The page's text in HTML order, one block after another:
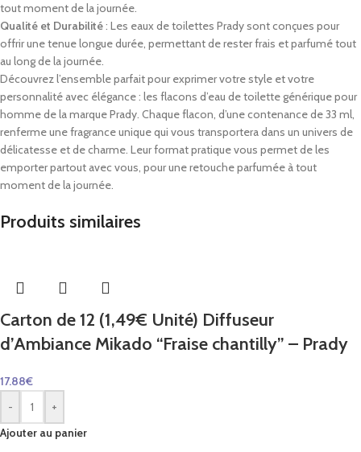
tout moment de la journée.
Qualité et Durabilité: Les eaux de toilettes Prady sont conçues pour
offrir une tenue longue durée, permettant de rester frais et parfumé tout
au long de la journée.
Découvrez l’ensemble parfait pour exprimer votre style et votre
personnalité avec élégance : les flacons d’eau de toilette générique pour
homme de la marque Prady. Chaque flacon, d’une contenance de 33 ml,
renferme une fragrance unique qui vous transportera dans un univers de
délicatesse et de charme. Leur format pratique vous permet de les
emporter partout avec vous, pour une retouche parfumée à tout
moment de la journée.
Produits similaires
Carton de 12 (1,49€ Unité) Diffuseur
d’Ambiance Mikado “Fraise chantilly” – Prady
17.88€
-
+
Ajouter au panier